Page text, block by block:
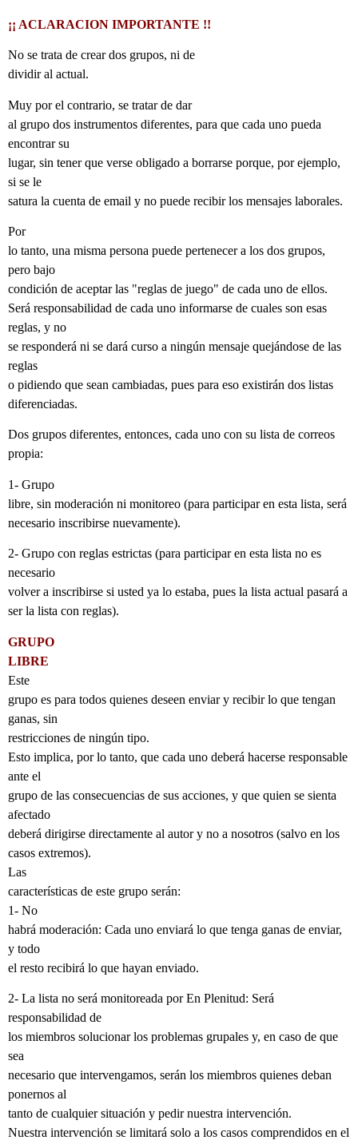
¡¡ ACLARACION IMPORTANTE !!
No se trata de crear dos grupos, ni de
dividir al actual.
Muy por el contrario, se tratar de dar
al grupo dos instrumentos diferentes, para que cada uno pueda
encontrar su
lugar, sin tener que verse obligado a borrarse porque, por ejemplo,
si se le
satura la cuenta de email y no puede recibir los mensajes laborales.
Por
lo tanto, una misma persona puede pertenecer a los dos grupos,
pero bajo
condición de aceptar las "reglas de juego" de cada uno de ellos.
Será responsabilidad de cada uno informarse de cuales son esas
reglas, y no
se responderá ni se dará curso a ningún mensaje quejándose de las
reglas
o pidiendo que sean cambiadas, pues para eso existirán dos listas
diferenciadas.
Dos grupos diferentes, entonces, cada uno con su lista de correos
propia:
1- Grupo
libre, sin moderación ni monitoreo (para participar en esta lista, será
necesario inscribirse nuevamente).
2- Grupo con reglas estrictas (para participar en esta lista no es
necesario
volver a inscribirse si usted ya lo estaba, pues la lista actual pasará a
ser la lista con reglas).
GRUPO
LIBRE
Este
grupo es para todos quienes deseen enviar y recibir lo que tengan
ganas, sin
restricciones de ningún tipo.
Esto implica, por lo tanto, que cada uno deberá hacerse responsable
ante el
grupo de las consecuencias de sus acciones, y que quien se sienta
afectado
deberá dirigirse directamente al autor y no a nosotros (salvo en los
casos extremos).
Las
características de este grupo serán:
1- No
habrá moderación: Cada uno enviará lo que tenga ganas de enviar,
y todo
el resto recibirá lo que hayan enviado.
2- La lista no será monitoreada por En Plenitud: Será
responsabilidad de
los miembros solucionar los problemas grupales y, en caso de que
sea
necesario que intervengamos, serán los miembros quienes deban
ponernos al
tanto de cualquier situación y pedir nuestra intervención.
Nuestra intervención se limitará solo a los casos comprendidos en el